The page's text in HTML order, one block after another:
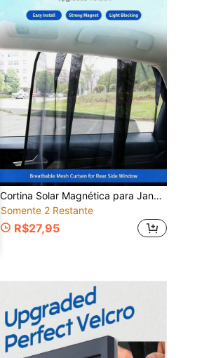
Cortina Solar Magnética para Janela Lateral de Carro, Malha Fina com Proteção UV, Não Transparente, Não Afeta o Fechamento da Janela, Instalação com Um Clique, Dobrável, Cortina de Privacidade, Compatível com 99% dos Modelos de Carro
Somente 2 Restante
R$27,95